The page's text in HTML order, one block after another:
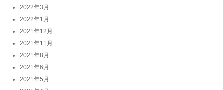
2022年3月
2022年1月
2021年12月
2021年11月
2021年8月
2021年6月
2021年5月